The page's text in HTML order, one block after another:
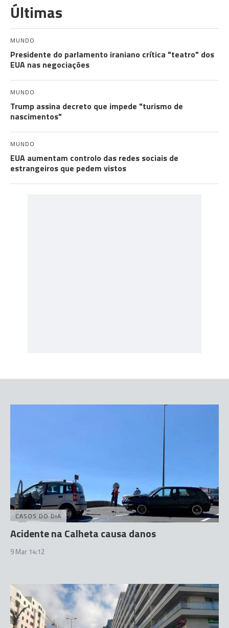
Últimas
MUNDO
Presidente do parlamento iraniano crítica "teatro" dos
EUA nas negociações
MUNDO
Trump assina decreto que impede "turismo de
nascimentos"
MUNDO
EUA aumentam controlo das redes sociais de
estrangeiros que pedem vistos
CASOS DO DIA
Acidente na Calheta causa danos
9 Mar 14:12